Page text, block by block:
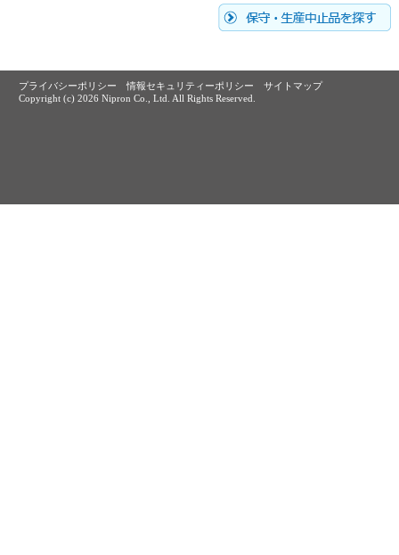
プライバシーポリシー 情報セキュリティーポリシー
サイトマップ
Copyright (c) 2026 Nipron Co., Ltd. All Rights Reserved.